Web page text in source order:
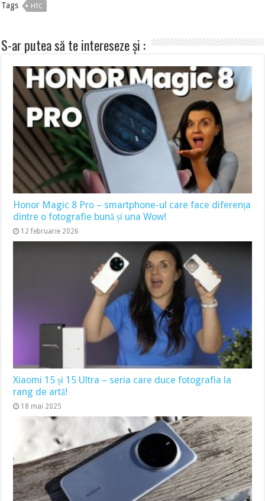
Tags HTC
S-ar putea să te intereseze și :
Honor Magic 8 Pro – smartphone-ul care face diferența
dintre o fotografie bună și una Wow!
12 februarie 2026
Xiaomi 15 și 15 Ultra – seria care duce fotografia la
rang de artă!
18 mai 2025